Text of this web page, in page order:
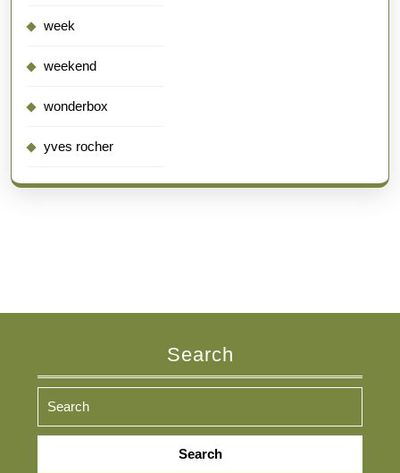
week
weekend
wonderbox
yves rocher
Search
Search